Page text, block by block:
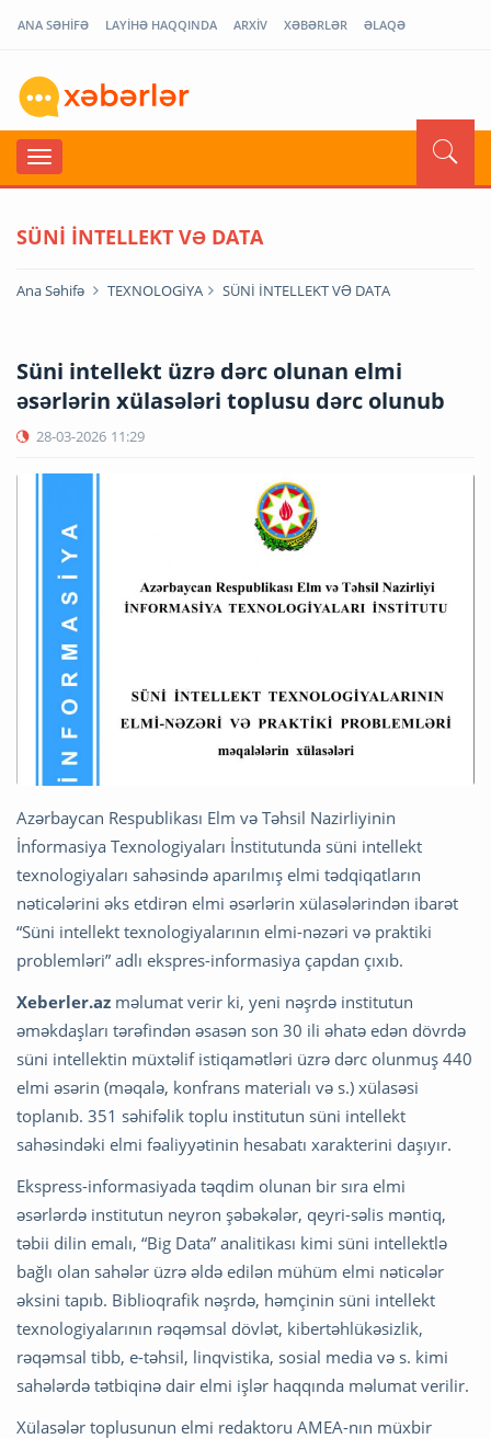
ANA SƏHİFƏ LAYİHƏ HAQQINDA ARXİV XƏBƏRLƏR ƏLAQƏ
SÜNİ İNTELLEKT VƏ DATA
Ana Səhifə TEXNOLOGİYA SÜNİ İNTELLEKT VƏ DATA
Süni intellekt üzrə dərc olunan elmi
əsərlərin xülasələri toplusu dərc olunub
28-03-2026 11:29
Azərbaycan Respublikası Elm və Təhsil Nazirliyinin
İnformasiya Texnologiyaları İnstitutunda süni intellekt
texnologiyaları sahəsində aparılmış elmi tədqiqatların
nəticələrini əks etdirən elmi əsərlərin xülasələrindən ibarət
“Süni intellekt texnologiyalarının elmi-nəzəri və praktiki
problemləri” adlı ekspres-informasiya çapdan çıxıb.
Xeberler.az məlumat verir ki, yeni nəşrdə institutun
əməkdaşları tərəfindən əsasən son 30 ili əhatə edən dövrdə
süni intellektin müxtəlif istiqamətləri üzrə dərc olunmuş 440
elmi əsərin (məqalə, konfrans materialı və s.) xülasəsi
toplanıb. 351 səhifəlik toplu institutun süni intellekt
sahəsindəki elmi fəaliyyətinin hesabatı xarakterini daşıyır.
Ekspress-informasiyada təqdim olunan bir sıra elmi
əsərlərdə institutun neyron şəbəkələr, qeyri-səlis məntiq,
təbii dilin emalı, “Big Data” analitikası kimi süni intellektlə
bağlı olan sahələr üzrə əldə edilən mühüm elmi nəticələr
əksini tapıb. Biblioqrafik nəşrdə, həmçinin süni intellekt
texnologiyalarının rəqəmsal dövlət, kibertəhlükəsizlik,
rəqəmsal tibb, e-təhsil, linqvistika, sosial media və s. kimi
sahələrdə tətbiqinə dair elmi işlər haqqında məlumat verilir.
Xülasələr toplusunun elmi redaktoru AMEA-nın müxbir